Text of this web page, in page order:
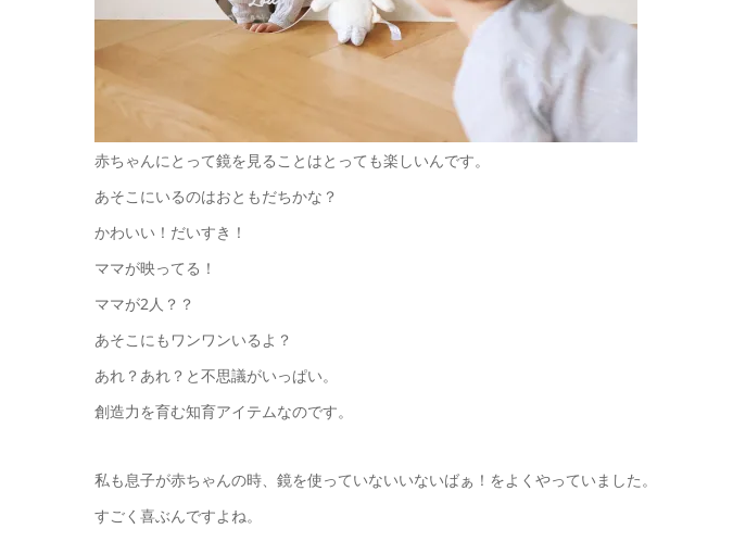
赤ちゃんにとって鏡を見ることはとっても楽しいんです。
あそこにいるのはおともだちかな？
かわいい！だいすき！
ママが映ってる！
ママが2人？？
あそこにもワンワンいるよ？
あれ？あれ？と不思議がいっぱい。
創造力を育む知育アイテムなのです。
私も息子が赤ちゃんの時、鏡を使っていないいないばぁ！をよくやっていました。
すごく喜ぶんですよね。